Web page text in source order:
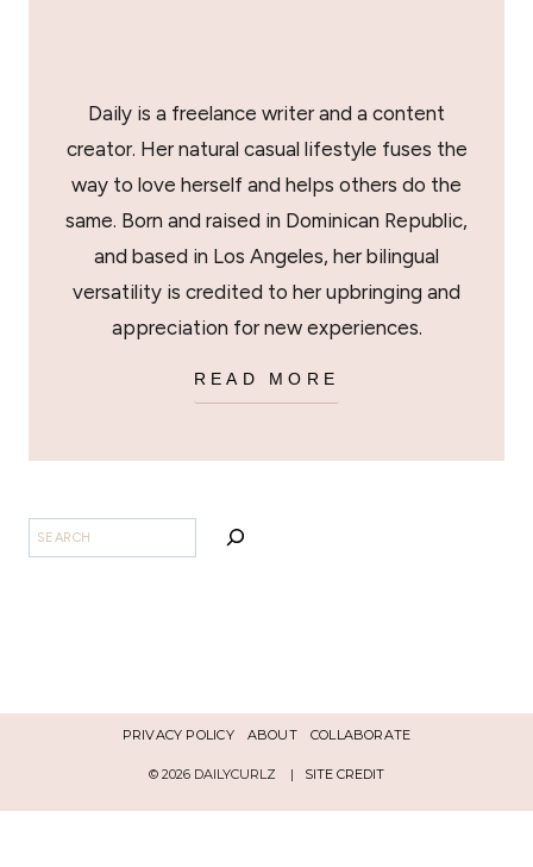
Daily is a freelance writer and a content
creator. Her natural casual lifestyle fuses the
way to love herself and helps others do the
same. Born and raised in Dominican Republic,
and based in Los Angeles, her bilingual
versatility is credited to her upbringing and
appreciation for new experiences.
READ MORE
PRIVACY POLICY ABOUT COLLABORATE
© 2026 DAILYCURLZ | SITE CREDIT